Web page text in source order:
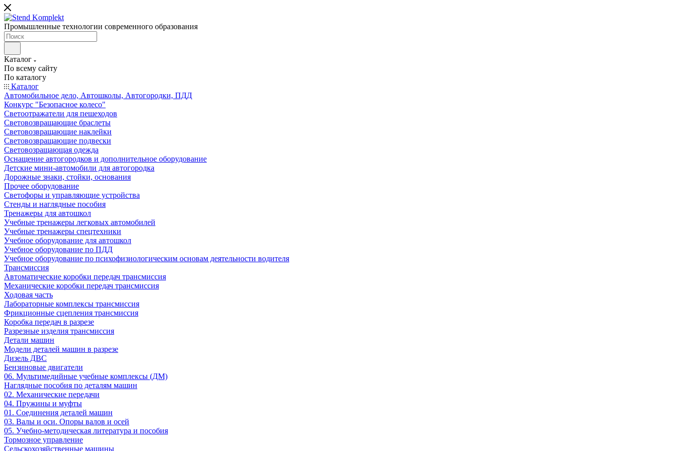
Промышленные технологии современного образования
Каталог
По всему сайту
По каталогу
Каталог
Автомобильное дело, Автошколы, Автогородки, ПДД
Конкурс "Безопасное колесо"
Светоотражатели для пешеходов
Световозвращающие браслеты
Световозвращающие наклейки
Световозвращающие подвески
Световозращающая одежда
Оснащение автогородков и дополнительное оборудование
Детские мини-автомобили для автогородка
Дорожные знаки, стойки, основания
Прочее оборудование
Светофоры и управляющие устройства
Стенды и наглядные пособия
Тренажеры для автошкол
Учебные тренажеры легковых автомобилей
Учебные тренажеры спецтехники
Учебное оборудование для автошкол
Учебное оборудование по ПДД
Учебное оборудование по психофизиологическим основам деятельности водителя
Трансмиссия
Автоматические коробки передач трансмиссия
Механические коробки передач трансмиссия
Ходовая часть
Лабораторные комплексы трансмиссия
Фрикционные сцепления трансмиссия
Коробка передач в разрезе
Разрезные изделия трансмиссия
Детали машин
Модели деталей машин в разрезе
Дизель ДВС
Бензиновые двигатели
06. Мультимедийные учебные комплексы (ДМ)
Наглядные пособия по деталям машин
02. Механические передачи
04. Пружины и муфты
01. Соединения деталей машин
03. Валы и оси. Опоры валов и осей
05. Учебно-методическая литература и пособия
Тормозное управление
Сельскохозяйственные машины